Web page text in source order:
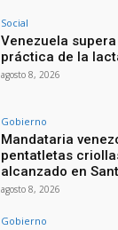
Social
Venezuela
práctica de la
agosto 8, 2026
Gobierno
Mandataria
pentatletas
alcanzado en
agosto 8, 2026
Gobierno